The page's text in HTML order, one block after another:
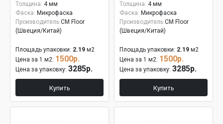
Толщина: 4 мм
Фаска: Микрофаска
Производитель CM Floor
(Швеция/Китай)
Площадь упаковки: 2.19 м2
Цена за 1 м2: 1500р.
Цена за упаковку: 3285р.
Купить
Толщина: 4 мм
Фаска: Микрофаска
Производитель CM Floor
(Швеция/Китай)
Площадь упаковки: 2.19 м2
Цена за 1 м2: 1500р.
Цена за упаковку: 3285р.
Купить